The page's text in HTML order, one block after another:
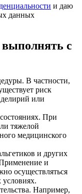
и даю
данных
с
В частности,
риск
или
При
тяжелой
медицинского
и других
и
осуществляться
Например,